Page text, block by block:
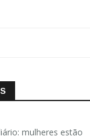
mulheres estão